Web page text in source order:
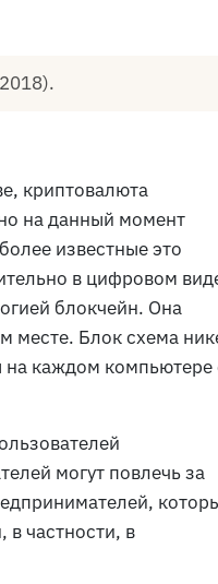
криптовалюта
на данный момент
известные это
в цифровом
блокчейн. Она
месте. Блок схема
на каждом компьютере
могут повлечь за
в частности, в